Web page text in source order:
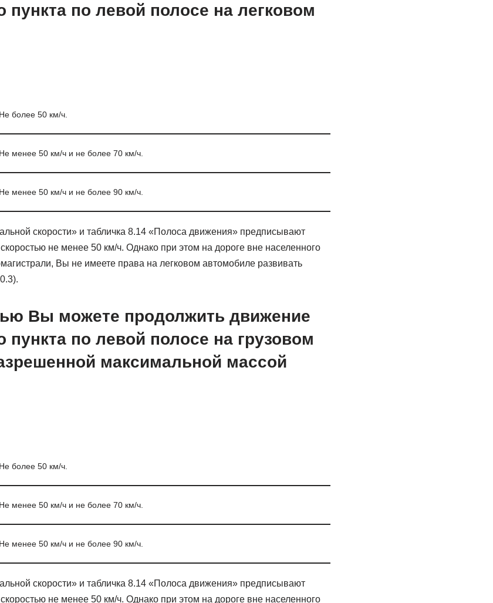
пункта по левой полосе на легковом
Не более 50 км/ч.
Не менее 50 км/ч и не более 70 км/ч.
Не менее 50 км/ч и не более 90 км/ч.
скорости» и табличка 8.14 «Полоса движения» предписывают
не менее 50 км/ч. Однако при этом на дороге вне населенного
Вы не имеете права на легковом автомобиле развивать
Вы можете продолжить движение
пункта по левой полосе на грузовом
максимальной массой
Не более 50 км/ч.
Не менее 50 км/ч и не более 70 км/ч.
Не менее 50 км/ч и не более 90 км/ч.
скорости» и табличка 8.14 «Полоса движения» предписывают
не менее 50 км/ч. Однако при этом на дороге вне населенного